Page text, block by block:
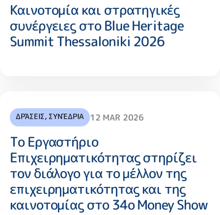
Καινοτομία και στρατηγικές
συνέργειες στο Blue Heritage
Summit Thessaloniki 2026
ΔΡΆΣΕΙΣ, ΣΥΝΈΔΡΙΑ 12 MAR 2026
Το Εργαστήριο
Επιχειρηματικότητας στηρίζει
τον διάλογο για το μέλλον της
επιχειρηματικότητας και της
καινοτομίας στο 34ο Money Show